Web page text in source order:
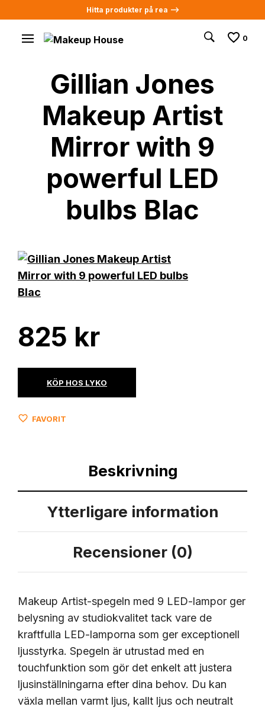
Hitta produkter på rea -->
0
Gillian Jones
Makeup Artist
Mirror with 9
powerful LED
bulbs Blac
825 kr
KÖP HOS LYKO
FAVORIT
Beskrivning
Ytterligare information
Recensioner (0)
Makeup Artist-spegeln med 9 LED-lampor ger
belysning av studiokvalitet tack vare de
kraftfulla LED-lamporna som ger exceptionell
ljusstyrka. Spegeln är utrustad med en
touchfunktion som gör det enkelt att justera
ljusinställningarna efter dina behov. Du kan
växla mellan varmt ljus, kallt ljus och neutralt